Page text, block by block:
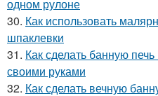
одном рулоне
30. Как использовать
шпаклевки
31. Как сделать банную
своими руками
32. Как сделать вечную